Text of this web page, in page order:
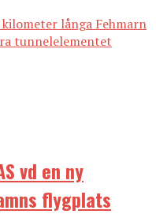
långa Fehmarn
tunnelelementet
vd en ny
flygplats